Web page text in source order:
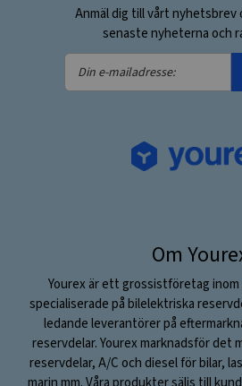
Anmäl dig till vårt nyhetsbrev
senaste nyheterna och
Din
e-
Om
Yourex är ett grossistföretag inom
specialiserade på bilelektriska
ledande leverantörer på
reservdelar. Yourex marknadsför det
reservdelar, A/C och diesel för bilar,